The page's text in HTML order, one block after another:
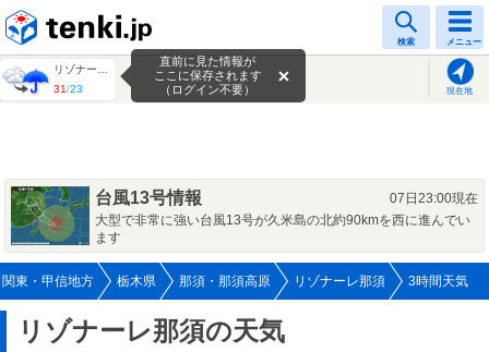
検索 メニュー
31/23 現在地
直前に見た情報が
ここに保存されます
（ログイン不要）
台風13号情報
07日23:00現在
大型で非常に強い台風13号が久米島の北約90kmを西に進んでい
ます
関東・甲信地方 栃木県 那須・那須高原 リゾナーレ那須 3時間天気
リゾナーレ那須の天気